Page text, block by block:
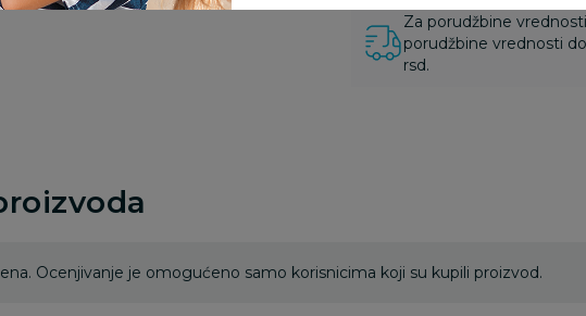
Za porudžbine
porudžbine vrednosti
rsd.
Ocenjivanje je omogućeno samo korisnicima koji su kupili proizvod.